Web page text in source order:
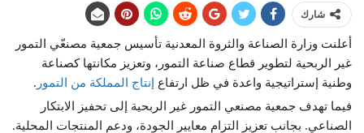
شارك
أعلنت وزارة الصناعة والثروة المعدنية تأسيس جمعية مصنعّي التمور
غير الربحية لتطوير قطاع صناعة التمور، وتعزيز مكانتها كصناعة
وطنية إستراتيجية واعدة في ظل ارتفاع
إنتاج المملكة من التمور .
فيما تهدف جمعية مصنعي التمور غير الربحية إلى تحفيز الابتكار
الصناعي. بجانب تعزيز التزام معايير الجودة، ودعم المنتجات المحلية.